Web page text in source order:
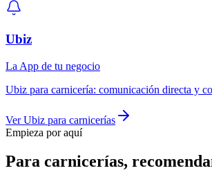
Ubiz
La App de tu negocio
Ubiz para carnicería: comunicación directa y
VerUbiz para carnicerías
Empieza por aquí
Para carnicerías,